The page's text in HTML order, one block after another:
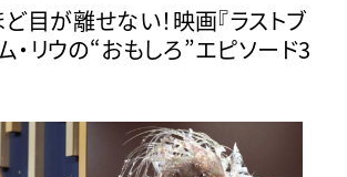
目が離せない！映画『ラストブ
・リウの“おもしろ”エピソード3